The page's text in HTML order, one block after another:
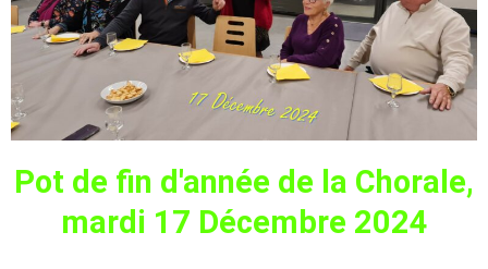
Pot de fin d'année de la Chorale,
mardi 17 Décembre 2024